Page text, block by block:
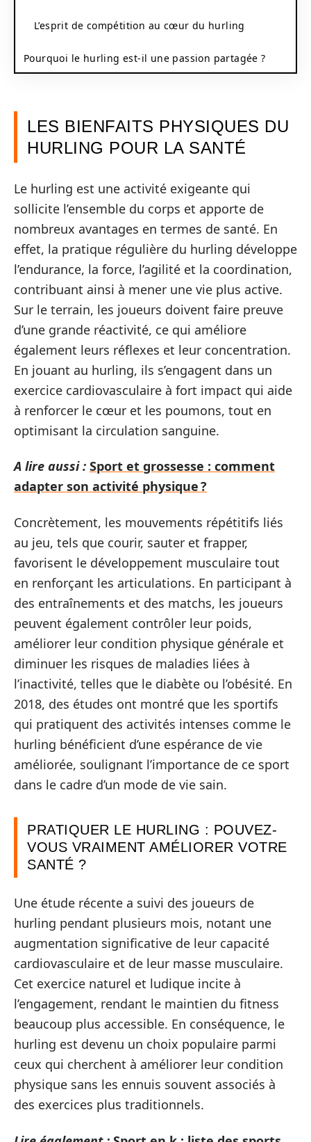
L’esprit de compétition au cœur du hurling
Pourquoi le hurling est-il une passion partagée ?
LES BIENFAITS PHYSIQUES DU
HURLING POUR LA SANTÉ
Le hurling est une activité exigeante qui
sollicite l’ensemble du corps et apporte de
nombreux avantages en termes de santé. En
effet, la pratique régulière du hurling développe
l’endurance, la force, l’agilité et la coordination,
contribuant ainsi à mener une vie plus active.
Sur le terrain, les joueurs doivent faire preuve
d’une grande réactivité, ce qui améliore
également leurs réflexes et leur concentration.
En jouant au hurling, ils s’engagent dans un
exercice cardiovasculaire à fort impact qui aide
à renforcer le cœur et les poumons, tout en
optimisant la circulation sanguine.
A lire aussi : Sport et grossesse : comment
adapter son activité physique ?
Concrètement, les mouvements répétitifs liés
au jeu, tels que courir, sauter et frapper,
favorisent le développement musculaire tout
en renforçant les articulations. En participant à
des entraînements et des matchs, les joueurs
peuvent également contrôler leur poids,
améliorer leur condition physique générale et
diminuer les risques de maladies liées à
l’inactivité, telles que le diabète ou l’obésité. En
2018, des études ont montré que les sportifs
qui pratiquent des activités intenses comme le
hurling bénéficient d’une espérance de vie
améliorée, soulignant l’importance de ce sport
dans le cadre d’un mode de vie sain.
PRATIQUER LE HURLING : POUVEZ-
VOUS VRAIMENT AMÉLIORER VOTRE
SANTÉ ?
Une étude récente a suivi des joueurs de
hurling pendant plusieurs mois, notant une
augmentation significative de leur capacité
cardiovasculaire et de leur masse musculaire.
Cet exercice naturel et ludique incite à
l’engagement, rendant le maintien du fitness
beaucoup plus accessible. En conséquence, le
hurling est devenu un choix populaire parmi
ceux qui cherchent à améliorer leur condition
physique sans les ennuis souvent associés à
des exercices plus traditionnels.